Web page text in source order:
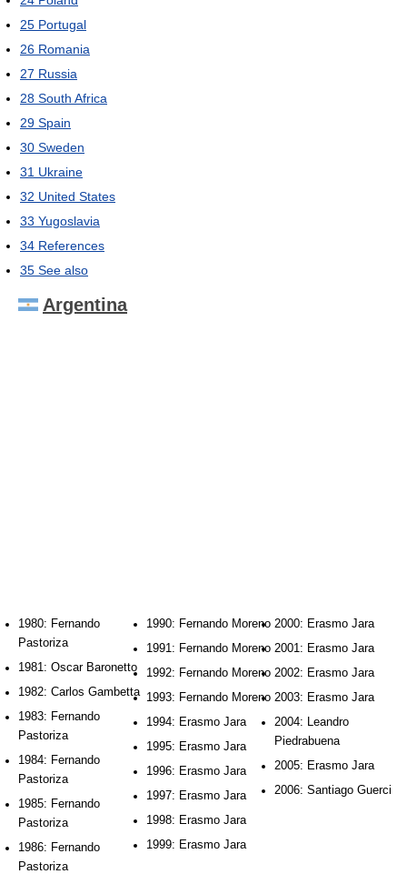
25 Portugal
26 Romania
27 Russia
28 South Africa
29 Spain
30 Sweden
31 Ukraine
32 United States
33 Yugoslavia
34 References
35 See also
Argentina
1980: Fernando
Pastoriza
1981: Oscar Baronetto
1982: Carlos Gambetta
1983: Fernando
Pastoriza
1984: Fernando
Pastoriza
1985: Fernando
Pastoriza
1986: Fernando
Pastoriza
1990: Fernando Moreno
1991: Fernando Moreno
1992: Fernando Moreno
1993: Fernando Moreno
1994: Erasmo Jara
1995: Erasmo Jara
1996: Erasmo Jara
1997: Erasmo Jara
1998: Erasmo Jara
1999: Erasmo Jara
2000: Erasmo Jara
2001: Erasmo Jara
2002: Erasmo Jara
2003: Erasmo Jara
2004: Leandro
Piedrabuena
2005: Erasmo Jara
2006: Santiago Guerci